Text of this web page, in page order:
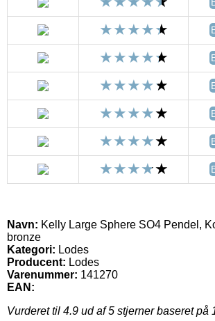
Navn: Kelly Large Sphere SO4 Pendel,
bronze
Kategori: Lodes
Producent: Lodes
Varenummer: 141270
EAN:
Vurderet til 4.9 ud af 5 stjerner baseret på